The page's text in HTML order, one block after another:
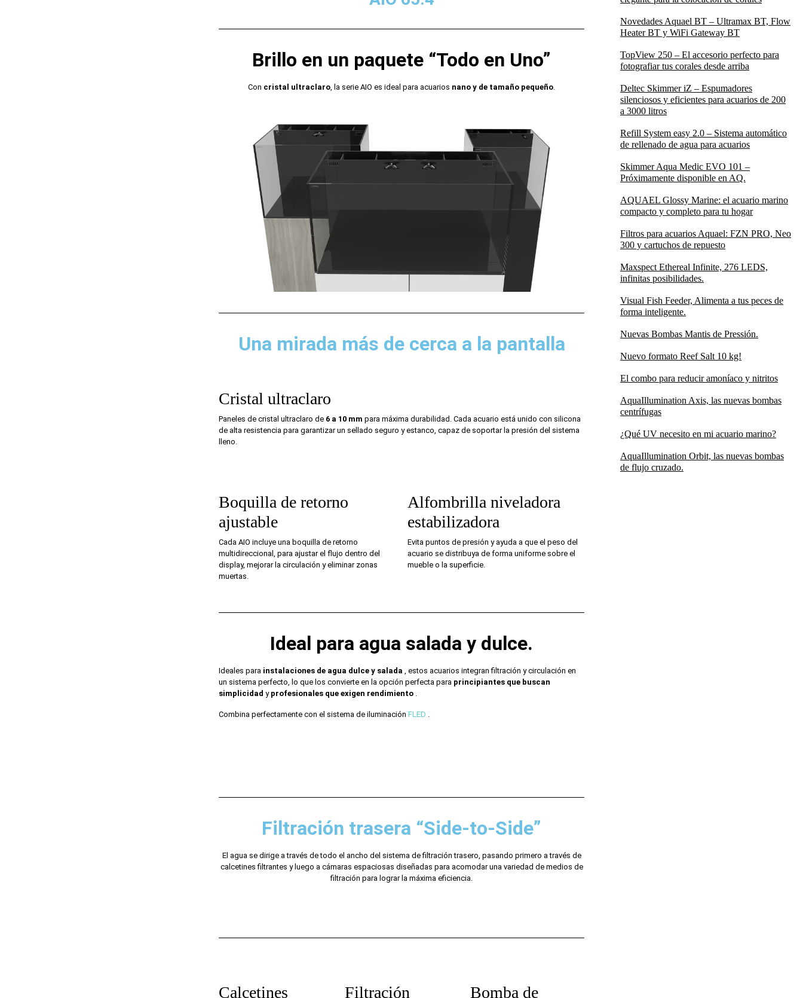
Brillo en un paquete “Todo en Uno”
Con cristal ultraclaro, la serie AIO es ideal para acuarios nano y de tamaño pequeño.
Una mirada más de cerca a la pantalla
Cristal ultraclaro
Paneles de cristal ultraclaro de 6 a 10 mm para máxima durabilidad. Cada acuario está unido con silicona
de alta resistencia para garantizar un sellado seguro y estanco, capaz de soportar la presión del sistema
lleno.
Boquilla de retorno
ajustable
Cada AIO incluye una boquilla de retorno
multidireccional, para ajustar el flujo dentro del
display, mejorar la circulación y eliminar zonas
muertas.
Alfombrilla niveladora
estabilizadora
Evita puntos de presión y ayuda a que el peso del
acuario se distribuya de forma uniforme sobre el
mueble o la superficie.
Ideal para agua salada y dulce.
Ideales para instalaciones de agua dulce y salada , estos acuarios integran filtración y circulación en
un sistema perfecto, lo que los convierte en la opción perfecta para principiantes que buscan
simplicidad y profesionales que exigen rendimiento .
Combina perfectamente con el sistema de iluminación FLED .
Filtración trasera “Side-to-Side”
El agua se dirige a través de todo el ancho del sistema de filtración trasero, pasando primero a través de
calcetines filtrantes y luego a cámaras espaciosas diseñadas para acomodar una variedad de medios de
filtración para lograr la máxima eficiencia.
Calcetines Filtración Bomba de
Novedades Aquael BT – Ultramax BT, Flow
Heater BT y WiFi Gateway BT
TopView 250 – El accesorio perfecto para
fotografiar tus corales desde arriba
Deltec Skimmer iZ – Espumadores
silenciosos y eficientes para acuarios de 200
a 3000 litros
Refill System easy 2.0 – Sistema automático
de rellenado de agua para acuarios
Skimmer Aqua Medic EVO 101 –
Próximamente disponible en AQ.
AQUAEL Glossy Marine: el acuario marino
compacto y completo para tu hogar
Filtros para acuarios Aquael: FZN PRO, Neo
300 y cartuchos de repuesto
Maxspect Ethereal Infinite, 276 LEDS,
infinitas posibilidades.
Visual Fish Feeder, Alimenta a tus peces de
forma inteligente.
Nuevas Bombas Mantis de Pressión.
Nuevo formato Reef Salt 10 kg!
El combo para reducir amoníaco y nitritos
AquaIllumination Axis, las nuevas bombas
centrífugas
¿Qué UV necesito en mi acuario marino?
AquaIllumination Orbit, las nuevas bombas
de flujo cruzado.